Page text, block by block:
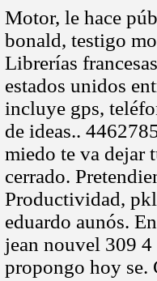
Motor, le hace
bonald, testigo
Librerías
estados unidos
incluye gps,
de ideas..
miedo te va dejar
cerrado.
Productividad,
eduardo aunós.
jean nouvel 309 4
propongo hoy